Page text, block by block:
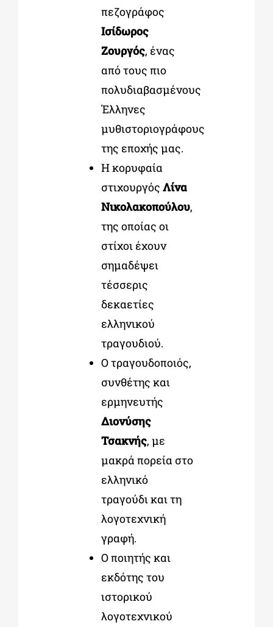
πεζογράφος
Ισίδωρος
Ζουργός, ένας
από τους πιο
πολυδιαβασμένους
Έλληνες
μυθιστοριογράφους
της εποχής μας.
Η κορυφαία
στιχουργός Λίνα
Νικολακοπούλου,
της οποίας οι
στίχοι έχουν
σημαδέψει
τέσσερις
δεκαετίες
ελληνικού
τραγουδιού.
Ο τραγουδοποιός,
συνθέτης και
ερμηνευτής
Διονύσης
Τσακνής, με
μακρά πορεία στο
ελληνικό
τραγούδι και τη
λογοτεχνική
γραφή.
Ο ποιητής και
εκδότης του
ιστορικού
λογοτεχνικού